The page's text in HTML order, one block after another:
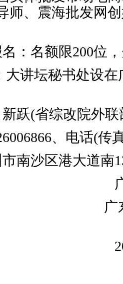
师、震海批发网
：名额限200位
大讲坛秘书处设
新跃(省综改院外
、电话(传
市南沙区港大道南
广